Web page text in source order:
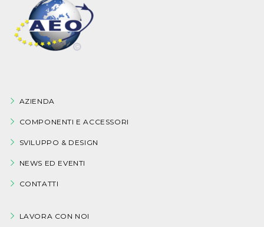
AZIENDA
COMPONENTI E ACCESSORI
SVILUPPO & DESIGN
NEWS ED EVENTI
CONTATTI
LAVORA CON NOI